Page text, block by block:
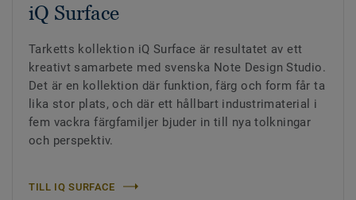
iQ Surface
Tarketts kollektion iQ Surface är resultatet av ett
kreativt samarbete med svenska Note Design Studio.
Det är en kollektion där funktion, färg och form får ta
lika stor plats, och där ett hållbart industrimaterial i
fem vackra färgfamiljer bjuder in till nya tolkningar
och perspektiv.
TILL IQ SURFACE